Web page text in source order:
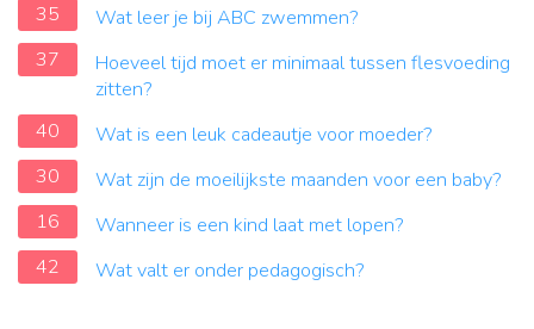
35
Wat leer je bij ABC zwemmen?
37
Hoeveel tijd moet er minimaal tussen flesvoeding
zitten?
40
Wat is een leuk cadeautje voor moeder?
30
Wat zijn de moeilijkste maanden voor een baby?
16
Wanneer is een kind laat met lopen?
42
Wat valt er onder pedagogisch?